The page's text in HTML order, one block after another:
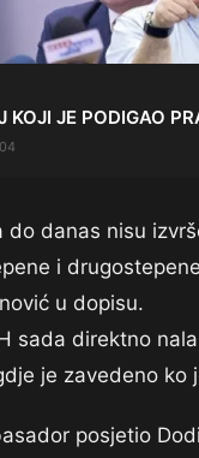
KOJI JE PODIGAO
do danas nisu
i
u dopisu.
sada direktno
je zavedeno
posjetio